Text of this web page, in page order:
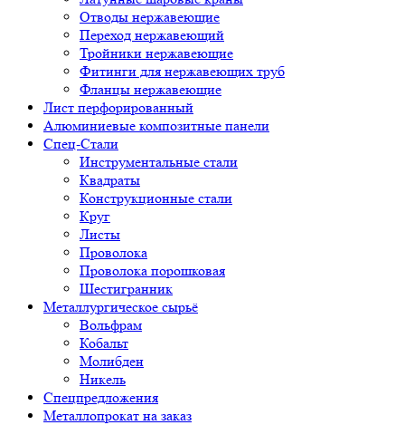
Отводы нержавеющие
Переход нержавеющий
Тройники нержавеющие
Фитинги для нержавеющих труб
Фланцы нержавеющие
Лист перфорированный
Алюминиевые композитные панели
Спец-Стали
Инструментальные стали
Квадраты
Конструкционные стали
Круг
Листы
Проволока
Проволока порошковая
Шестигранник
Металлургическое сырьё
Вольфрам
Кобальт
Молибден
Никель
Спецпредложения
Металлопрокат на заказ